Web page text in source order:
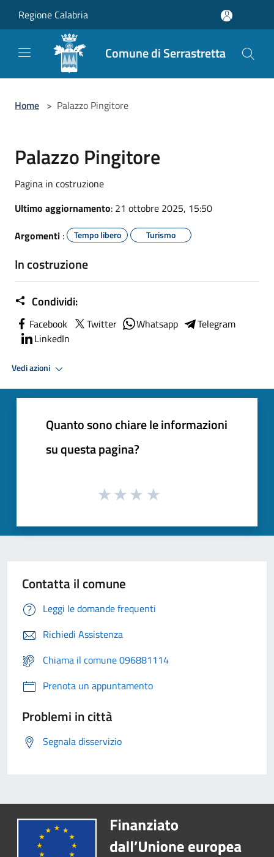
Regione Calabria
Comune di Serrastretta
Home > Palazzo Pingitore
Palazzo Pingitore
Pagina in costruzione
Ultimo aggiornamento: 21 ottobre 2025, 15:50
Argomenti : Tempo libero Turismo
In costruzione
Condividi:
Facebook Twitter Whatsapp
Telegram
LinkedIn
Vedi azioni
Quanto sono chiare le informazioni
su questa pagina?
Contatta il comune
Leggi le domande frequenti
Richiedi Assistenza
Chiama il comune 096881114
Prenota un appuntamento
Problemi in città
Segnala disservizio